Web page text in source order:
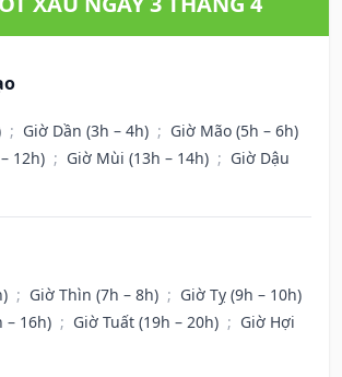
; Giờ Dần (3h – 4h) ; Giờ Mão (5h – 6h)
12h) ; Giờ Mùi (13h – 14h) ; Giờ Dậu
; Giờ Thìn (7h – 8h) ; Giờ Tỵ (9h – 10h)
– 16h) ; Giờ Tuất (19h – 20h) ; Giờ Hợi